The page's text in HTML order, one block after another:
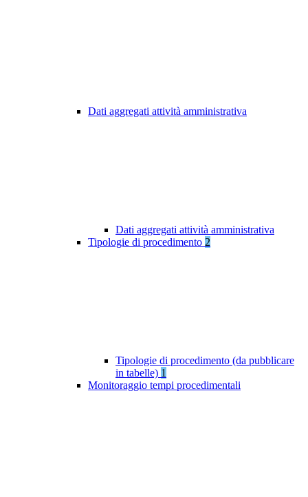
Dati aggregati attività amministrativa
Dati aggregati attività amministrativa
Tipologie di procedimento 2
Tipologie di procedimento (da pubblicare
in tabelle) 1
Monitoraggio tempi procedimentali